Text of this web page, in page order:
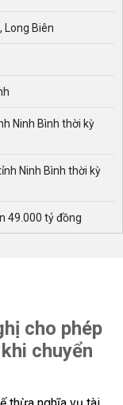
Long Biên
Ninh Bình thời kỳ
Ninh Bình thời kỳ
49.000 tỷ đồng
cho phép
chuyển